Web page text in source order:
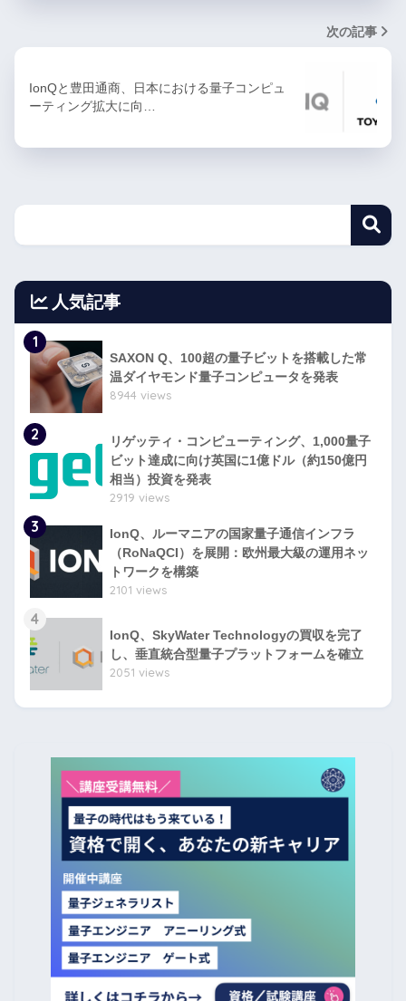
次の記事
IonQと豊田通商、日本における量子コンピュ
ーティング拡大に向…
人気記事
1
SAXON Q、100超の量子ビットを搭載した常
温ダイヤモンド量子コンピュータを発表
8944 views
2
リゲッティ・コンピューティング、1,000量子
ビット達成に向け英国に1億ドル（約150億円
相当）投資を発表
2919 views
3
IonQ、ルーマニアの国家量子通信インフラ
（RoNaQCI）を展開：欧州最大級の運用ネッ
トワークを構築
2101 views
4
IonQ、SkyWater Technologyの買収を完了
し、垂直統合型量子プラットフォームを確立
2051 views